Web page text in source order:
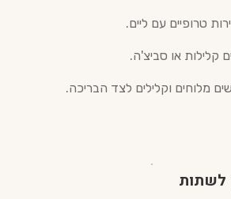
טרופיים עם ליים.
קלילות או סביצ'ה.
מלוחים וקלילים לצד הבריכה.
לשתות